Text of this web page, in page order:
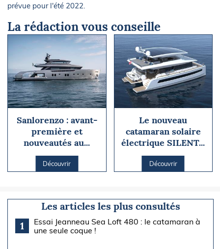
prévue pour l'été 2022.
La rédaction vous conseille
Sanlorenzo : avant-
première et
nouveautés au...
Découvrir
Le nouveau
catamaran solaire
électrique SILENT...
Découvrir
Les articles les plus consultés
1
Essai Jeanneau Sea Loft 480 : le catamaran à
une seule coque !